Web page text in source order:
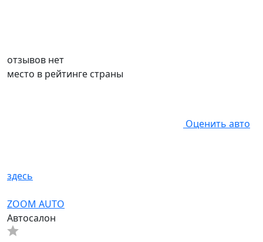
отзывов нет
место в рейтинге страны
Оценить авто
здесь
ZOOM AUTO
Автосалон